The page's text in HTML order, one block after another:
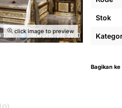
click image to preview
Stok
Bagikan ke